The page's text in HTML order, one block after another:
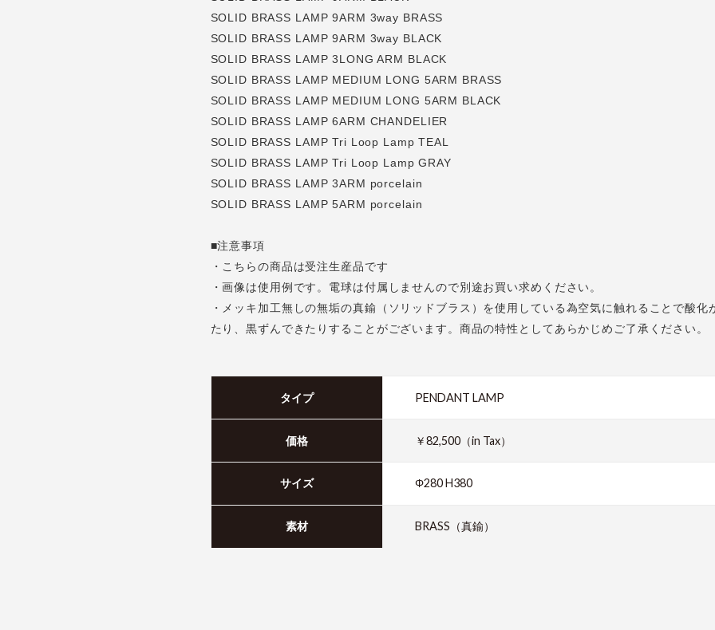
SOLID BRASS LAMP 9ARM 3way BRASS
SOLID BRASS LAMP 9ARM 3way BLACK
SOLID BRASS LAMP 3LONG ARM BLACK
SOLID BRASS LAMP MEDIUM LONG 5ARM BRASS
SOLID BRASS LAMP MEDIUM LONG 5ARM BLACK
SOLID BRASS LAMP 6ARM CHANDELIER
SOLID BRASS LAMP Tri Loop Lamp TEAL
SOLID BRASS LAMP Tri Loop Lamp GRAY
SOLID BRASS LAMP 3ARM porcelain
SOLID BRASS LAMP 5ARM porcelain
■注意事項
・こちらの商品は受注生産品です
・画像は使用例です。電球は付属しませんので別途お買い求めください。
・メッキ加工無しの無垢の真鍮（ソリッドブラス）を使用している為空気に触れることで酸化
たり、黒ずんできたりすることがございます。商品の特性としてあらかじめご了承ください。
タイプ PENDANT LAMP
価格 ￥82,500（in Tax）
サイズ Φ280 H380
素材 BRASS（真鍮）